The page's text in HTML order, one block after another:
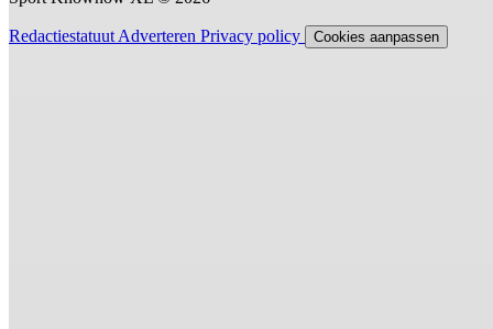
Redactiestatuut Adverteren Privacy policy Cookies aanpassen